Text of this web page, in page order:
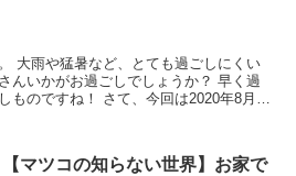
大雨や猛暑など、とても過ごしにくい
んいかがお過ごしでしょうか？ 早く過
ものですね！ さて、今回は2020年8月
【マツコの知らない世界】お家で